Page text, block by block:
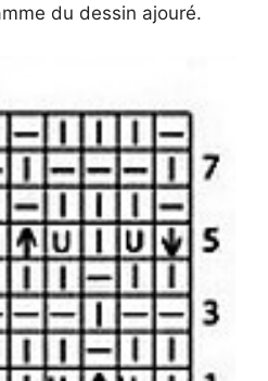
e
o
du dessin ajouré.